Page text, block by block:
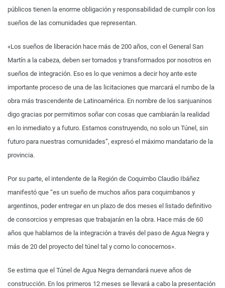
públicos tienen la enorme obligación y responsabilidad de cumplir con los
sueños de las comunidades que representan.
«Los sueños de liberación hace más de 200 años, con el General San
Martín a la cabeza, deben ser tomados y transformados por nosotros en
sueños de integración. Eso es lo que venimos a decir hoy ante este
importante proceso de una de las licitaciones que marcará el rumbo de la
obra más trascendente de Latinoamérica. En nombre de los sanjuaninos
digo gracias por permitirnos soñar con cosas que cambiarán la realidad
en lo inmediato y a futuro. Estamos construyendo, no solo un Túnel, sin
futuro para nuestras comunidades”, expresó el máximo mandatario de la
provincia.
Por su parte, el intendente de la Región de Coquimbo Claudio Ibáñez
manifestó que “es un sueño de muchos años para coquimbanos y
argentinos, poder entregar en un plazo de dos meses el listado definitivo
de consorcios y empresas que trabajarán en la obra. Hace más de 60
años que hablamos de la integración a través del paso de Agua Negra y
más de 20 del proyecto del túnel tal y como lo conocemos».
Se estima que el Túnel de Agua Negra demandará nueve años de
construcción. En los primeros 12 meses se llevará a cabo la presentación